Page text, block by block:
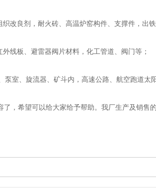
良剂，耐火砖、高温炉窑构件、支撑件，出铁
板、避雷器阀片材料，化工管道、阀门等；
、旋流器、矿斗内，高速公路、航空跑道太阳
，希望可以给大家给予帮助。我厂生产及销售